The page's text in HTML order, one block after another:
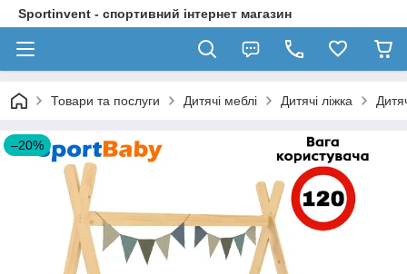
Sportinvent - спортивний інтернет магазин
Товари та послуги Дитячі меблі Дитячі ліжка
–20%